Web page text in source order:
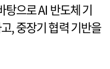
탕으로 AI 반도체 기
, 중장기 협력 기반을